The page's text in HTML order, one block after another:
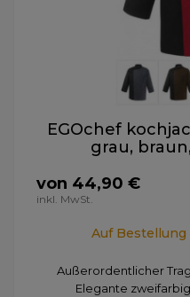
EGOchef
grau,
von 44,90 €
inkl. MwSt.
Auf
Außerordentlicher
Elegante